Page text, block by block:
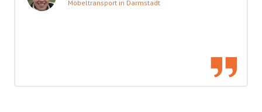
Möbeltransport in Darmstadt